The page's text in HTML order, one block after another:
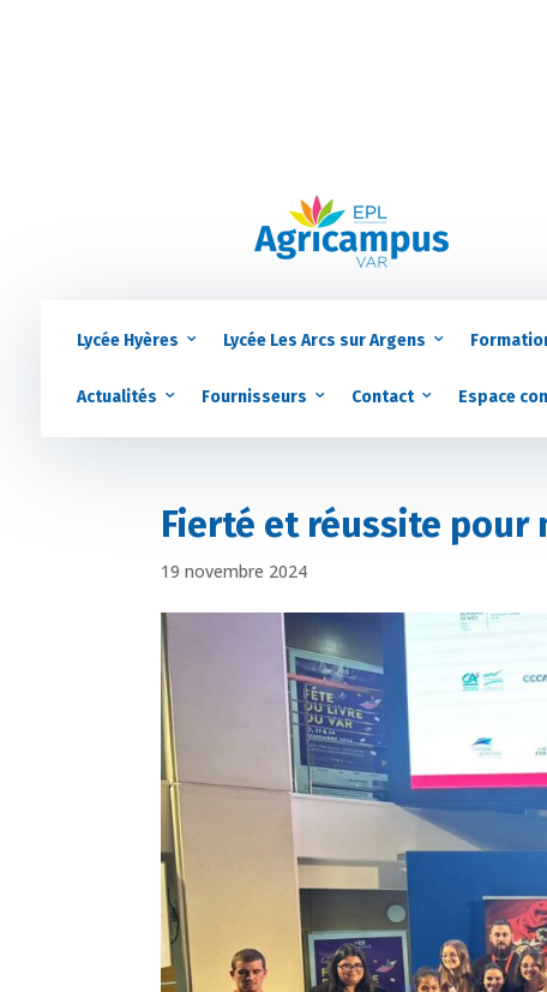
Lycée Hyères Lycée Les Arcs sur Argens
Actualités Fournisseurs Contact Espace
Fierté et réussite pour
19 novembre 2024